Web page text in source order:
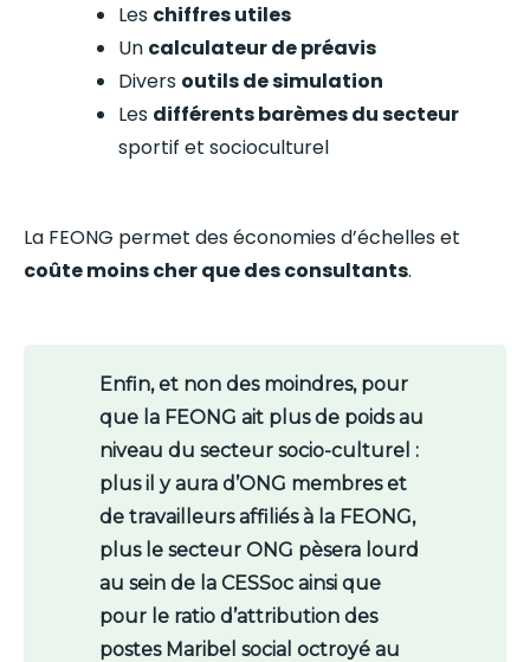
Les chiffres utiles
Un calculateur de préavis
Divers outils de simulation
Les différents barèmes du secteur
sportif et socioculturel
La FEONG permet des économies d’échelles et
coûte moins cher que des consultants.
Enfin, et non des moindres, pour
que la FEONG ait plus de poids au
niveau du secteur socio-culturel :
plus il y aura d’ONG membres et
de travailleurs affiliés à la FEONG,
plus le secteur ONG pèsera lourd
au sein de la CESSoc ainsi que
pour le ratio d’attribution des
postes Maribel social octroyé au